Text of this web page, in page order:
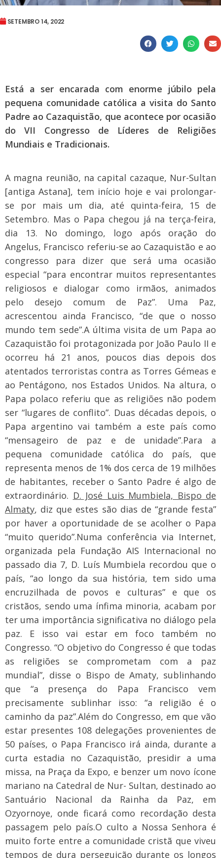
SETEMBRO 14, 2022
Está a ser encarada com enorme júbilo pela
pequena comunidade católica a visita do Santo
Padre ao Cazaquistão, que acontece por ocasião
do VII Congresso de Líderes de Religiões
Mundiais e Tradicionais.
A magna reunião, na capital cazaque, Nur-Sultan
[antiga Astana], tem início hoje e vai prolongar-
se por mais um dia, até quinta-feira, 15 de
Setembro. Mas o Papa chegou já na terça-feira,
dia 13. No domingo, logo após oração do
Angelus, Francisco referiu-se ao Cazaquistão e ao
congresso para dizer que será uma ocasião
especial “para encontrar muitos representantes
religiosos e dialogar como irmãos, animados
pelo desejo comum de Paz”. Uma Paz,
acrescentou ainda Francisco, “de que o nosso
mundo tem sede”.A última visita de um Papa ao
Cazaquistão foi protagonizada por João Paulo II e
ocorreu há 21 anos, poucos dias depois dos
atentados terroristas contra as Torres Gémeas e
ao Pentágono, nos Estados Unidos. Na altura, o
Papa polaco referiu que as religiões não podem
ser “lugares de conflito”. Duas décadas depois, o
Papa argentino vai também a este país como
“mensageiro de paz e de unidade”.Para a
pequena comunidade católica do país, que
representa menos de 1% dos cerca de 19 milhões
de habitantes, receber o Santo Padre é algo de
extraordinário. D. José Luis Mumbiela, Bispo de
Almaty, diz que estes são dias de “grande festa”
por haver a oportunidade de se acolher o Papa
“muito querido”.Numa conferência via Internet,
organizada pela Fundação AIS Internacional no
passado dia 7, D. Luís Mumbiela recordou que o
país, “ao longo da sua história, tem sido uma
encruzilhada de povos e culturas” e que os
cristãos, sendo uma ínfima minoria, acabam por
ter uma importância significativa no diálogo pela
paz. E isso vai estar em foco também no
Congresso. “O objetivo do Congresso é que todas
as religiões se comprometam com a paz
mundial”, disse o Bispo de Amaty, sublinhando
que “a presença do Papa Francisco vem
precisamente sublinhar isso: “a religião é o
caminho da paz”.Além do Congresso, em que vão
estar presentes 108 delegações provenientes de
50 países, o Papa Francisco irá ainda, durante a
curta estadia no Cazaquistão, presidir a uma
missa, na Praça da Expo, e benzer um novo ícone
mariano na Catedral de Nur- Sultan, destinado ao
Santuário Nacional da Rainha da Paz, em
Ozyornoye, onde ficará como recordação desta
passagem pelo país.O culto a Nossa Senhora é
muito forte entre a comunidade cristã que viveu
tempos de dura perseguição durante os longos